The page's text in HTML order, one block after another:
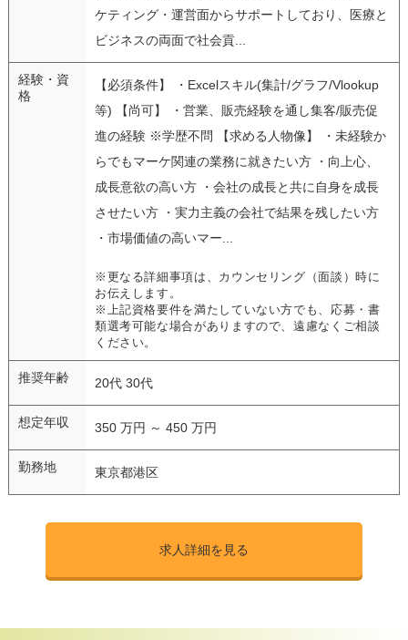
ケティング・運営面からサポートしており、医療と
ビジネスの両面で社会貢...
経験・資
格
【必須条件】 ・Excelスキル(集計/グラフ/Vlookup
等) 【尚可】 ・営業、販売経験を通し集客/販売促
進の経験 ※学歴不問 【求める人物像】 ・未経験か
らでもマーケ関連の業務に就きたい方 ・向上心、
成長意欲の高い方 ・会社の成長と共に自身を成長
させたい方 ・実力主義の会社で結果を残したい方
・市場価値の高いマー...
※更なる詳細事項は、カウンセリング（面談）時に
お伝えします。
※上記資格要件を満たしていない方でも、応募・書
類選考可能な場合がありますので、遠慮なくご相談
ください。
推奨年齢 20代 30代
想定年収 350 万円 ～ 450 万円
勤務地 東京都港区
求人詳細を見る